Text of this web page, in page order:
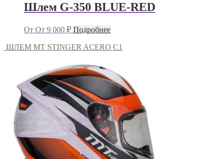
Шлем G-350 BLUE-RED
От От 9 000 ₽ Подробнее
ШЛЕМ MT STINGER ACERO C1